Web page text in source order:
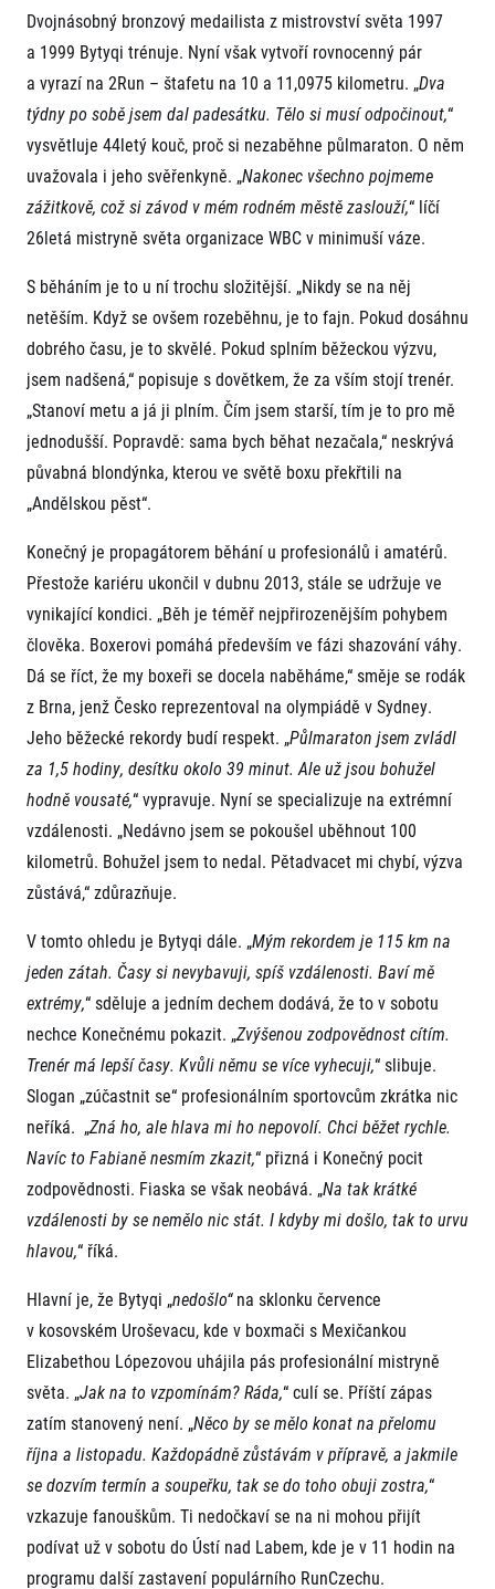
Mobilní aplikace RunCzech
Stáhněte si mobilní aplikaci RunCzech.
Český maratonský klub
RunCzech Pacers
Středoškoláci
O nás
Kontakt
Náš tým
Naši partneři
Historie
Pro veřejnost
FAQ (Často kladené dotazy)
Dobrovolníci
Dárkové poukazy
Šablony k dárkovému poukazu ke stažení
Pro média
Aktuality
Akreditace a vše k závodům
Tiskové zprávy
Poznámky pro editory
RunCzech
Kariéra
All Runners Are Beautiful
RunCzech Racing
Ekofilozofie
Running Mall
Kalendář
Individuální trénink
Skupinové tréninky
Firemní tréninky
Masáže
Titulární partneři
Informace o webu
Všeobecné smluvní podmínky
Informace o cookies
Podmínky GDPR
© 2026 RunCzech s.r.o.
Dvojnásobný bronzový medailista z mistrovství světa 1997
a 1999 Bytyqi trénuje. Nyní však vytvoří rovnocenný pár
a vyrazí na 2Run – štafetu na 10 a 11,0975 kilometru. „Dva
týdny po sobě jsem dal padesátku. Tělo si musí odpočinout,“
vysvětluje 44letý kouč, proč si nezaběhne půlmaraton. O něm
uvažovala i jeho svěřenkyně. „Nakonec všechno pojmeme
zážitkově, což si závod v mém rodném městě zaslouží,“ líčí
26letá mistryně světa organizace WBC v minimuší váze.
S běháním je to u ní trochu složitější. „Nikdy se na něj
netěším. Když se ovšem rozeběhnu, je to fajn. Pokud dosáhnu
dobrého času, je to skvělé. Pokud splním běžeckou výzvu,
jsem nadšená,“ popisuje s dovětkem, že za vším stojí trenér.
„Stanoví metu a já ji plním. Čím jsem starší, tím je to pro mě
jednodušší. Popravdě: sama bych běhat nezačala,“ neskrývá
půvabná blondýnka, kterou ve světě boxu překřtili na
„Andělskou pěst“.
Konečný je propagátorem běhání u profesionálů i amatérů.
Přestože kariéru ukončil v dubnu 2013, stále se udržuje ve
vynikající kondici. „Běh je téměř nejpřirozenějším pohybem
člověka. Boxerovi pomáhá především ve fázi shazování váhy.
Dá se říct, že my boxeři se docela naběháme,“ směje se rodák
z Brna, jenž Česko reprezentoval na olympiádě v Sydney.
Jeho běžecké rekordy budí respekt. „Půlmaraton jsem zvládl
za 1,5 hodiny, desítku okolo 39 minut. Ale už jsou bohužel
hodně vousaté,“ vypravuje. Nyní se specializuje na extrémní
vzdálenosti. „Nedávno jsem se pokoušel uběhnout 100
kilometrů. Bohužel jsem to nedal. Pětadvacet mi chybí, výzva
zůstává,“ zdůrazňuje.
V tomto ohledu je Bytyqi dále. „Mým rekordem je 115 km na
jeden zátah. Časy si nevybavuji, spíš vzdálenosti. Baví mě
extrémy,“ sděluje a jedním dechem dodává, že to v sobotu
nechce Konečnému pokazit. „Zvýšenou zodpovědnost cítím.
Trenér má lepší časy. Kvůli němu se více vyhecuji,“ slibuje.
Slogan „zúčastnit se“ profesionálním sportovcům zkrátka nic
neříká. „Zná ho, ale hlava mi ho nepovolí. Chci běžet rychle.
Navíc to Fabianě nesmím zkazit,“ přizná i Konečný pocit
zodpovědnosti. Fiaska se však neobává. „Na tak krátké
vzdálenosti by se nemělo nic stát. I kdyby mi došlo, tak to urvu
hlavou,“ říká.
Hlavní je, že Bytyqi „nedošlo“na sklonku července
v kosovském Uroševacu, kde v boxmači s Mexičankou
Elizabethou Lópezovou uhájila pás profesionální mistryně
světa. „Jak na to vzpomínám? Ráda,“ culí se. Příští zápas
zatím stanovený není. „Něco by se mělo konat na přelomu
října a listopadu. Každopádně zůstávám v přípravě, a jakmile
se dozvím termín a soupeřku, tak se do toho obuji zostra,“
vzkazuje fanouškům. Ti nedočkaví se na ni mohou přijít
podívat už v sobotu do Ústí nad Labem, kde je v 11 hodin na
programu další zastavení populárního RunCzechu.